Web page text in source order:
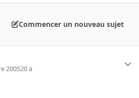
Commencer un nouveau sujet
200520 a